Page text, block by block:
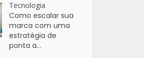
Tecnologia
Como escalar sua
marca com uma
estratégia de
ponta a...